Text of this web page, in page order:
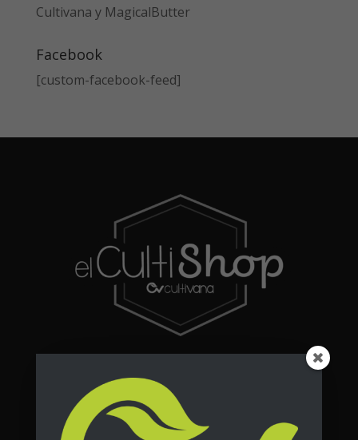
Cultivana y MagicalButter
Facebook
[custom-facebook-feed]